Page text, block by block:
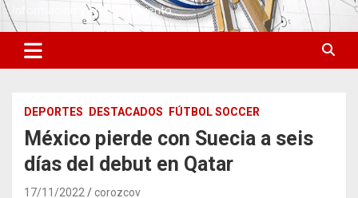
Información y entretenimiento
DEPORTES DESTACADOS FÚTBOL SOCCER
México pierde con Suecia a seis
días del debut en Qatar
17/11/2022 corozcov